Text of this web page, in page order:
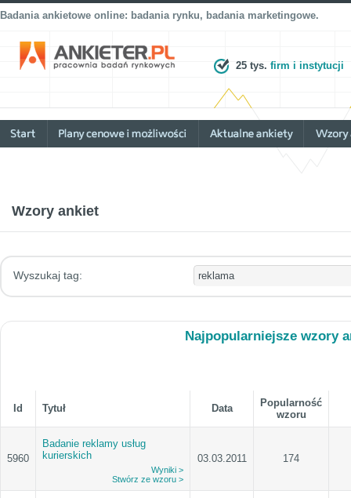
Badania ankietowe online: badania rynku, badania marketingowe.
25 tys. firm i instytucji
Wzory ankiet
Wyszukaj tag:
Najpopularniejsze wzory
Id Tytuł Data
Popularność
wzoru
5960
Badanie reklamy usług
kurierskich
Wyniki >
Stwórz ze wzoru >
03.03.2011 174